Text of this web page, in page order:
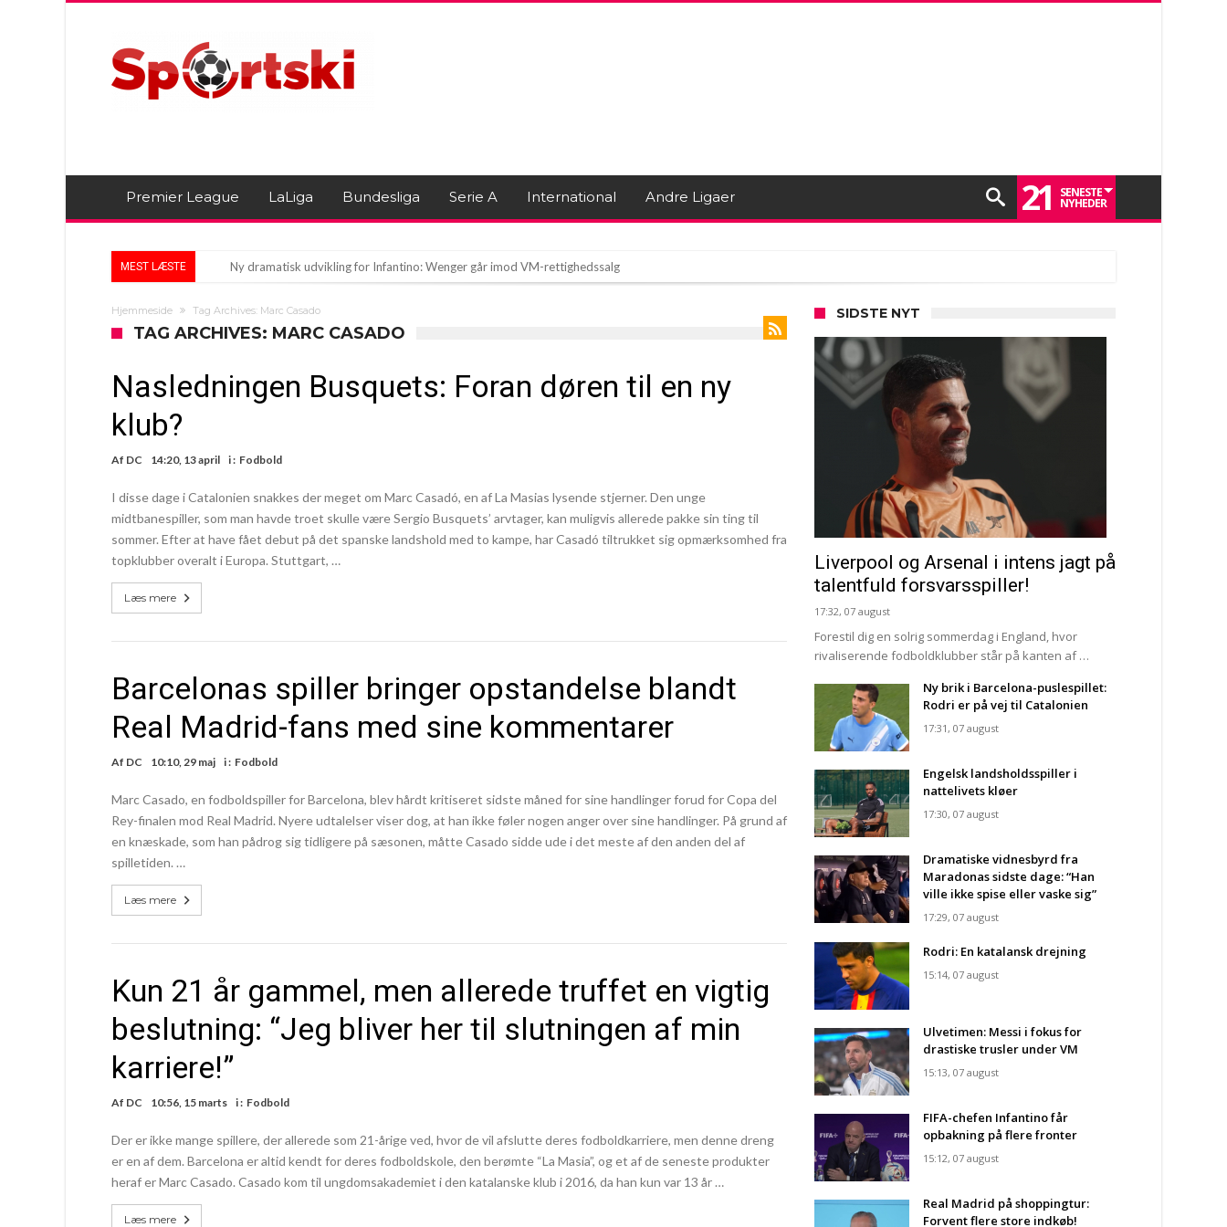
Premier League LaLiga Bundesliga Serie A International Andre Ligaer 21 SENESTE
NYHEDER
MEST LÆSTE Ny dramatisk udvikling for Infantino: Wenger går imod VM-rettighedssalg
Real Madrid på shoppingtur: Forvent flere store indkøb!
Hjemmeside Tag Archives: Marc Casado
TAG ARCHIVES: MARC CASADO
Nasledningen Busquets: Foran døren til en ny
klub?
Af DC 14:20, 13 april i : Fodbold
I disse dage i Catalonien snakkes der meget om Marc Casadó, en af La Masias lysende stjerner. Den unge
midtbanespiller, som man havde troet skulle være Sergio Busquets’ arvtager, kan muligvis allerede pakke sin ting til
sommer. Efter at have fået debut på det spanske landshold med to kampe, har Casadó tiltrukket sig opmærksomhed fra
topklubber overalt i Europa. Stuttgart, …
Læs mere
Barcelonas spiller bringer opstandelse blandt
Real Madrid-fans med sine kommentarer
Af DC 10:10, 29 maj i : Fodbold
Marc Casado, en fodboldspiller for Barcelona, blev hårdt kritiseret sidste måned for sine handlinger forud for Copa del
Rey-finalen mod Real Madrid. Nyere udtalelser viser dog, at han ikke føler nogen anger over sine handlinger. På grund af
en knæskade, som han pådrog sig tidligere på sæsonen, måtte Casado sidde ude i det meste af den anden del af
spilletiden. …
Læs mere
Kun 21 år gammel, men allerede truffet en vigtig
beslutning: “Jeg bliver her til slutningen af min
karriere!”
Af DC 10:56, 15 marts i : Fodbold
Der er ikke mange spillere, der allerede som 21-årige ved, hvor de vil afslutte deres fodboldkarriere, men denne dreng
er en af dem. Barcelona er altid kendt for deres fodboldskole, den berømte “La Masia”, og et af de seneste produkter
heraf er Marc Casado. Casado kom til ungdomsakademiet i den katalanske klub i 2016, da han kun var 13 år …
Læs mere
SIDSTE NYT
Liverpool og Arsenal i intens jagt på
talentfuld forsvarsspiller!
17:32, 07 august
Forestil dig en solrig sommerdag i England, hvor
rivaliserende fodboldklubber står på kanten af …
Ny brik i Barcelona-puslespillet:
Rodri er på vej til Catalonien
17:31, 07 august
Engelsk landsholdsspiller i
nattelivets kløer
17:30, 07 august
Dramatiske vidnesbyrd fra
Maradonas sidste dage: “Han
ville ikke spise eller vaske sig”
17:29, 07 august
Rodri: En katalansk drejning
15:14, 07 august
Ulvetimen: Messi i fokus for
drastiske trusler under VM
15:13, 07 august
FIFA-chefen Infantino får
opbakning på flere fronter
15:12, 07 august
Real Madrid på shoppingtur:
Forvent flere store indkøb!